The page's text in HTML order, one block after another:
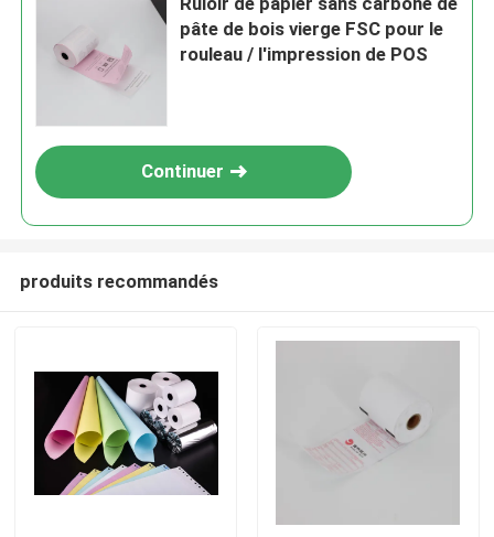
pâte de bois vierge FSC pour le
rouleau / l'impression de POS
Continuer
produits recommandés